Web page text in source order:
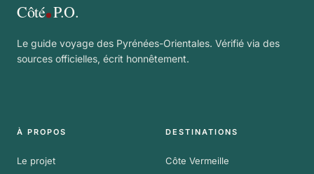
Côté P.O.
Le guide voyage des Pyrénées-Orientales. Vérifié via des
sources officielles, écrit honnêtement.
À PROPOS
Le projet
DESTINATIONS
Côte Vermeille